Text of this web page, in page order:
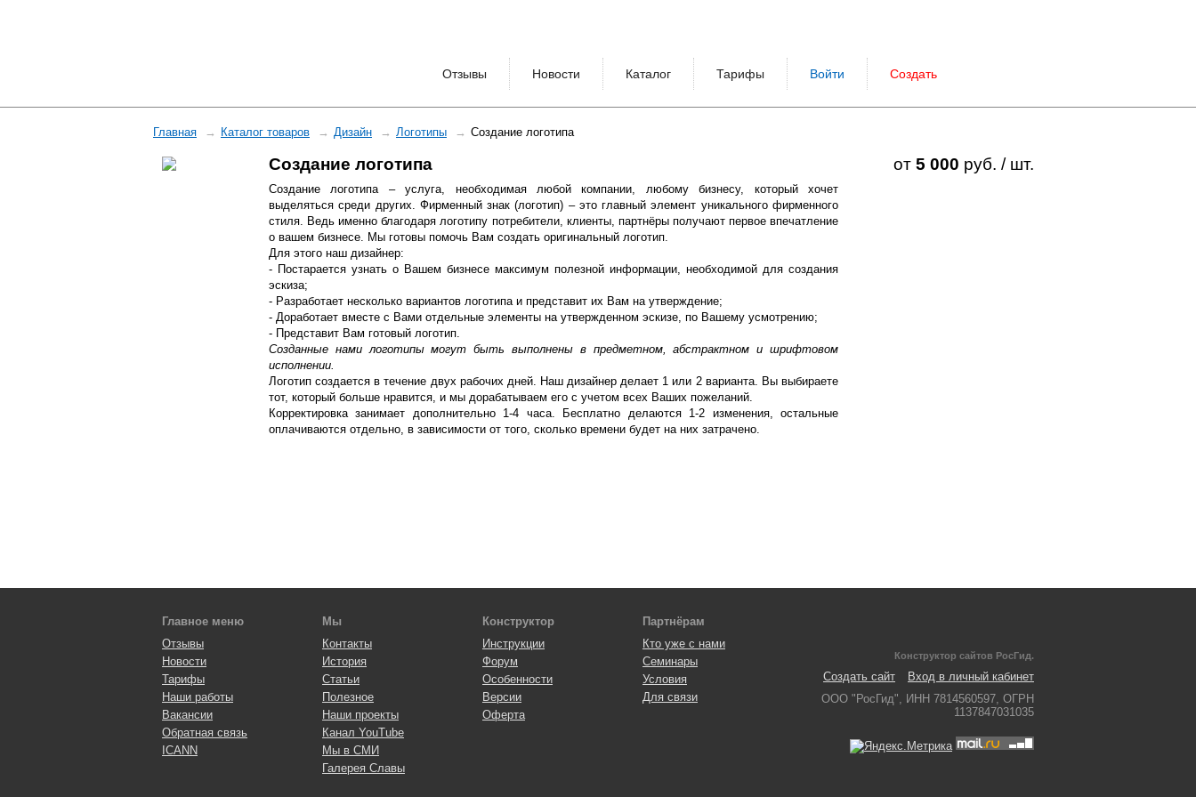
Отзывы Новости Каталог Тарифы Войти Создать
Главная Каталог товаров Дизайн Логотипы Создание логотипа
Создание логотипа
Создание логотипа – услуга, необходимая любой компании, любому бизнесу, который хочет
выделяться среди других. Фирменный знак (логотип) – это главный элемент уникального фирменного
стиля. Ведь именно благодаря логотипу потребители, клиенты, партнёры получают первое впечатление
о вашем бизнесе. Мы готовы помочь Вам создать оригинальный логотип.
Для этого наш дизайнер:
- Постарается узнать о Вашем бизнесе максимум полезной информации, необходимой для создания
эскиза;
- Разработает несколько вариантов логотипа и представит их Вам на утверждение;
- Доработает вместе с Вами отдельные элементы на утвержденном эскизе, по Вашему усмотрению;
- Представит Вам готовый логотип.
Созданные нами логотипы могут быть выполнены в предметном, абстрактном и шрифтовом
исполнении.
Логотип создается в течение двух рабочих дней. Наш дизайнер делает 1 или 2 варианта. Вы выбираете
тот, который больше нравится, и мы дорабатываем его с учетом всех Ваших пожеланий.
Корректировка занимает дополнительно 1-4 часа. Бесплатно делаются 1-2 изменения, остальные
оплачиваются отдельно, в зависимости от того, сколько времени будет на них затрачено.
от 5 000 руб. / шт.
Главное меню
Отзывы
Новости
Тарифы
Наши работы
Вакансии
Обратная связь
ICANN
Мы
Контакты
История
Статьи
Полезное
Наши проекты
Канал YouTube
Мы в СМИ
Галерея Славы
Конструктор
Инструкции
Форум
Особенности
Версии
Оферта
Партнёрам
Кто уже с нами
Семинары
Условия
Для связи
Конструктор сайтов РосГид.
Создать сайт
Вход в личный кабинет
ООО "РосГид", ИНН 7814560597, ОГРН
1137847031035